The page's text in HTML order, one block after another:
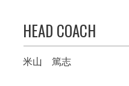
HEAD COACH
米山 篤志